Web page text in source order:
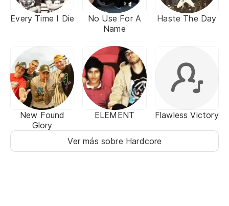
Every Time I Die
No Use For A
Name
Haste The Day
New Found
Glory
ELEMENT Flawless Victory
Ver más sobre Hardcore